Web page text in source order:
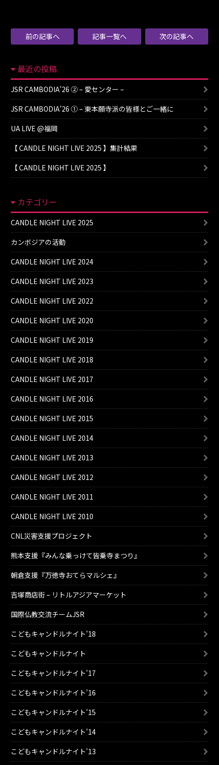
前の記事へ 記事一覧へ 次の記事へ
最近の投稿
JSR CAMBODIA’26 ② – 愛センター –
JSR CAMBODIA’26 ① – 東本願寺派の皆様とご一緒に
UA LIVE @福岡
【 CANDLE NIGHT LIVE 2025 】集計結果
【 CANDLE NIGHT LIVE 2025 】
カテゴリー
CANDLE NIGHT LIVE 2025
カンボジアの活動
CANDLE NIGHT LIVE 2024
CANDLE NIGHT LIVE 2023
CANDLE NIGHT LIVE 2022
CANDLE NIGHT LIVE 2020
CANDLE NIGHT LIVE 2019
CANDLE NIGHT LIVE 2018
CANDLE NIGHT LIVE 2017
CANDLE NIGHT LIVE 2016
CANDLE NIGHT LIVE 2015
CANDLE NIGHT LIVE 2014
CANDLE NIGHT LIVE 2013
CANDLE NIGHT LIVE 2012
CANDLE NIGHT LIVE 2011
CANDLE NIGHT LIVE 2010
CNL災害支援プロジェクト
熊本支援『みんな乗っけて皆乗寺まつり』
朝倉支援『万徳寺おてらマルシェ』
吉塚商店街 – リトルアジアマーケット
国際仏教交流チームJSR
こどもキャンドルナイト'18
こどもキャンドルナイト
こどもキャンドルナイト'17
こどもキャンドルナイト'16
こどもキャンドルナイト'15
こどもキャンドルナイト'14
こどもキャンドルナイト'13